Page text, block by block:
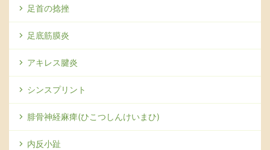
足首の捻挫
足底筋膜炎
アキレス腱炎
シンスプリント
腓骨神経麻痺(ひこつしんけいまひ)
内反小趾